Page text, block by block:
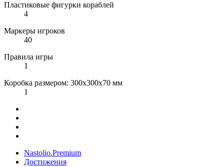
Пластиковые фигурки кораблей
4
Маркеры игроков
40
Правила игры
1
Коробка размером: 300x300x70 мм
1
Nastolio.Premium
Достижения